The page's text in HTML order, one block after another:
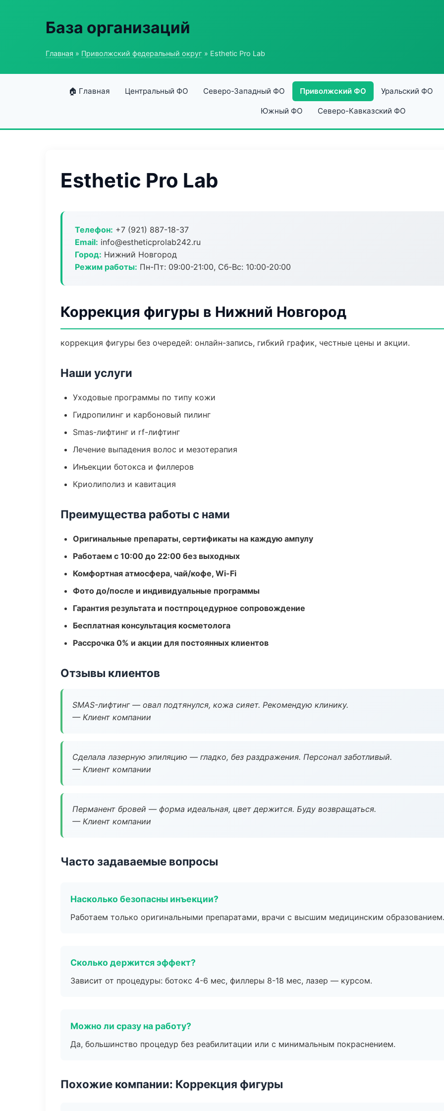
База организаций
Главная » Приволжский федеральный округ » Esthetic Pro Lab
🏠 Главная Центральный ФО Северо-Западный ФО Приволжский ФО Уральский ФО
Южный ФО Северо-Кавказский ФО
Esthetic Pro Lab
Телефон: +7 (921) 887-18-37
Email: info@estheticprolab242.ru
Город: Нижний Новгород
Режим работы: Пн-Пт: 09:00-21:00, Сб-Вс: 10:00-20:00
Коррекция фигуры в Нижний Новгород
коррекция фигуры без очередей: онлайн-запись, гибкий график, честные цены и акции.
Наши услуги
Уходовые программы по типу кожи
Гидропилинг и карбоновый пилинг
Smas-лифтинг и rf-лифтинг
Лечение выпадения волос и мезотерапия
Инъекции ботокса и филлеров
Криолиполиз и кавитация
Преимущества работы с нами
Оригинальные препараты, сертификаты на каждую ампулу
Работаем с 10:00 до 22:00 без выходных
Комфортная атмосфера, чай/кофе, Wi-Fi
Фото до/после и индивидуальные программы
Гарантия результата и постпроцедурное сопровождение
Бесплатная консультация косметолога
Рассрочка 0% и акции для постоянных клиентов
Отзывы клиентов
SMAS-лифтинг — овал подтянулся, кожа сияет. Рекомендую клинику.
— Клиент компании
Сделала лазерную эпиляцию — гладко, без раздражения. Персонал заботливый.
— Клиент компании
Перманент бровей — форма идеальная, цвет держится. Буду возвращаться.
— Клиент компании
Часто задаваемые вопросы
Насколько безопасны инъекции?
Работаем только оригинальными препаратами, врачи с высшим медицинским образованием.
Сколько держится эффект?
Зависит от процедуры: ботокс 4-6 мес, филлеры 8-18 мес, лазер — курсом.
Можно ли сразу на работу?
Да, большинство процедур без реабилитации или с минимальным покраснением.
Похожие компании: Коррекция фигуры